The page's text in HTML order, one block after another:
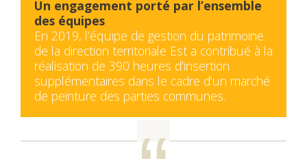
Un engagement porté par l’ensemble
des équipes
En 2019, l’équipe de gestion du patrimoine
de la direction territoriale Est a contribué à la
réalisation de 390 heures d’insertion
supplémentaires dans le cadre d’un marché
de peinture des parties communes.